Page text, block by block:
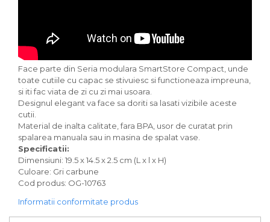
Face parte din Seria modulara SmartStore Compact, unde
toate cutiile cu capac se stivuiesc si functioneaza impreuna,
si iti fac viata de zi cu zi mai usoara.
Designul elegant va face sa doriti sa lasati vizibile aceste
cutii.
Material de inalta calitate, fara BPA, usor de curatat prin
spalarea manuala sau in masina de spalat vase.
Specificatii:
Dimensiuni: 19.5 x 14.5 x 2.5 cm (L x l x H)
Culoare: Gri carbune
Cod produs: OG-10763
Informatii conformitate produs